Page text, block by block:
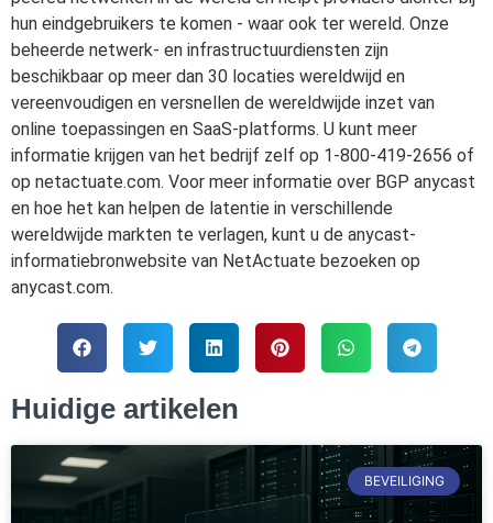
hun eindgebruikers te komen - waar ook ter wereld. Onze
beheerde netwerk- en infrastructuurdiensten zijn
beschikbaar op meer dan 30 locaties wereldwijd en
vereenvoudigen en versnellen de wereldwijde inzet van
online toepassingen en SaaS-platforms. U kunt meer
informatie krijgen van het bedrijf zelf op 1-800-419-2656 of
op netactuate.com. Voor meer informatie over BGP anycast
en hoe het kan helpen de latentie in verschillende
wereldwijde markten te verlagen, kunt u de anycast-
informatiebronwebsite van NetActuate bezoeken op
anycast.com.
Huidige artikelen
BEVEILIGING